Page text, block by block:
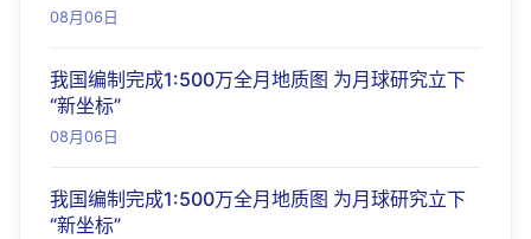
08月06日
我国编制完成1:500万全月地质图 为月球研究立下
“新坐标”
08月06日
我国编制完成1:500万全月地质图 为月球研究立下
“新坐标”